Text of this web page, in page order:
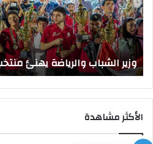
مصر
للشطرنج
وزير الشباب والرياضة يهنئ
الأكثر مشاهدة